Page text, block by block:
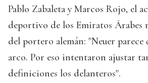
Pablo Zabaleta y Marcos Rojo, el
deportivo de los Emiratos Árabes
del portero alemán: "Neuer parece
arco. Por eso intentaron ajustar
definiciones los delanteros".